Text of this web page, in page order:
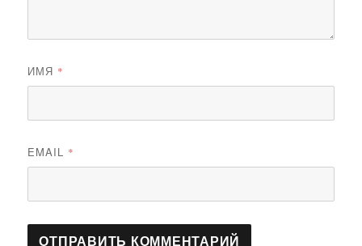
ИМЯ *
EMAIL *